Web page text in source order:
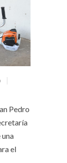
Pedro
el